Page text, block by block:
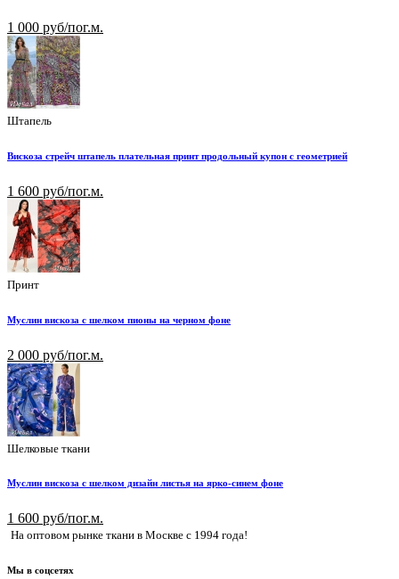
1 000 руб/пог.м.
Штапель
Вискоза стрейч штапель плательная принт продольный купон с геометрией
1 600 руб/пог.м.
Принт
Муслин вискоза с шелком пионы на черном фоне
2 000 руб/пог.м.
Шелковые ткани
Муслин вискоза с шелком дизайн листья на ярко-синем фоне
1 600 руб/пог.м.
На оптовом рынке ткани в Москве с 1994 года!
Мы в соцсетях